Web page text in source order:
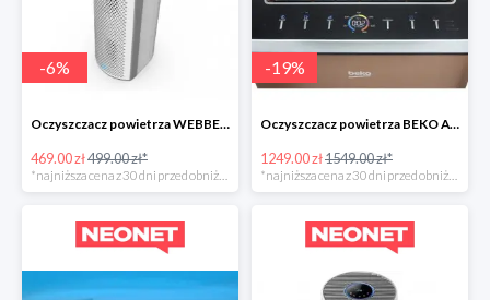
-6%
Oczyszczacz powietrza WEBBER AP8600 -30zł
469.00 zł499.00 zł*
*najniższa cena z 30 dni przed obniżką
-19%
Oczyszczacz powietrza BEKO ATP8100 -300zł
1249.00 zł1549.00 zł*
*najniższa cena z 30 dni przed obniżką